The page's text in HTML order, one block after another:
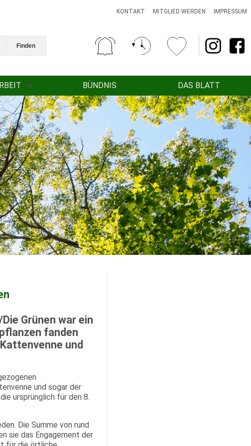
BÜNDNIS DAS BLATT
KONTAKT MITGLIED WERDEN IMPRESSUM
Finden
Grünen war ein
fanden
und
und sogar der
ursprünglich für den 8.
Die Summe von rund
sie das Engagement der